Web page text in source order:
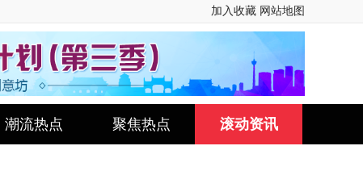
加入收藏 网站地图
潮流热点 聚焦热点 滚动资讯